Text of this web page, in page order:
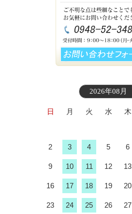
2026年08月
日 月 火 水 木
2 3 4 5 6
9 10 11 12 13
16 17 18 19 20
23 24 25 26 27